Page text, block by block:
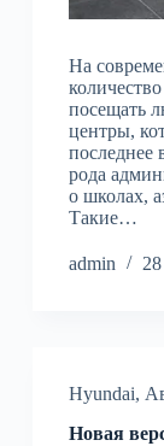
На
посещать
центры,
последнее
рода
о школах,
Такие…
admin
Hyundai,
Новая